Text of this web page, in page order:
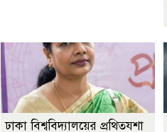
ঢাকা বিশ্ববিদ্যালয়ের প্রথিতযশা